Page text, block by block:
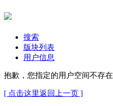
搜索
版块列表
用户信息
抱歉，您指定的用户空间不存在
[ 点击这里返回上一页 ]